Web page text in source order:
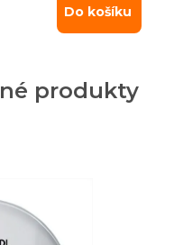
Do košíku
produkty